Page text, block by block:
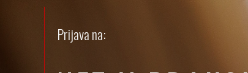
Prijava na: